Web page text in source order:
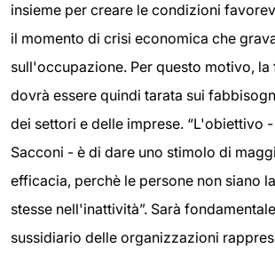
insieme per creare le condizioni
il momento di crisi economica che
sull'occupazione. Per questo motivo,
dovrà essere quindi tarata sui
dei settori e delle imprese. “L'obiettivo
Sacconi - è di dare uno stimolo di
efficacia, perchè le persone non siano
stesse nell'inattività”. Sarà
sussidiario delle organizzazioni